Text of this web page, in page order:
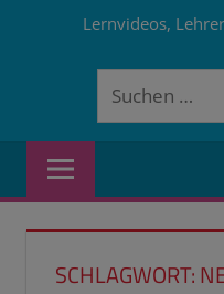
Lernvideos,
Suchen
SCHLAGWORT: